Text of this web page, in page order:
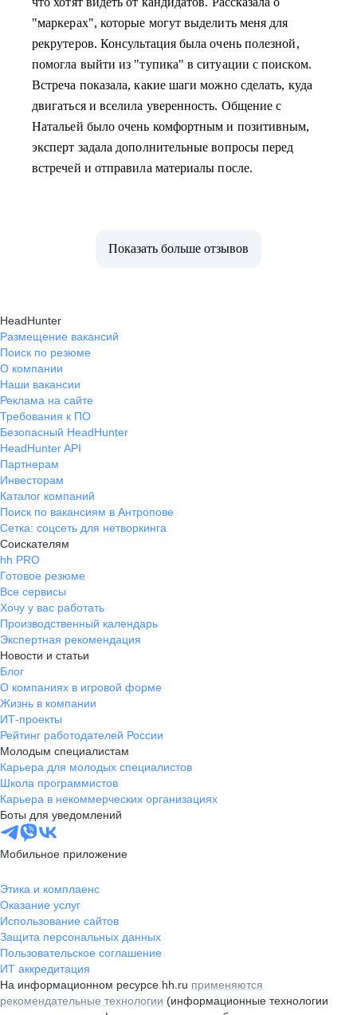
"маркерах", которые могут выделить меня для
рекрутеров. Консультация была очень полезной,
помогла выйти из "тупика" в ситуации с поиском.
Встреча показала, какие шаги можно сделать, куда
двигаться и вселила уверенность. Общение с
Натальей было очень комфортным и позитивным,
эксперт задала дополнительные вопросы перед
встречей и отправила материалы после.
Показать больше отзывов
HeadHunter
Размещение вакансий
Поиск по резюме
О компании
Наши вакансии
Реклама на сайте
Требования к ПО
Безопасный HeadHunter
HeadHunter API
Партнерам
Инвесторам
Каталог компаний
Поиск по вакансиям в Антропове
Сетка: соцсеть для нетворкинга
Соискателям
hh PRO
Готовое резюме
Все сервисы
Хочу у вас работать
Производственный календарь
Экспертная рекомендация
Новости и статьи
Блог
О компаниях в игровой форме
Жизнь в компании
ИТ-проекты
Рейтинг работодателей России
Молодым специалистам
Карьера для молодых специалистов
Школа программистов
Карьера в некоммерческих организациях
Боты для уведомлений
Мобильное приложение
Этика и комплаенс
Оказание услуг
Использование сайтов
Защита персональных данных
Пользовательское соглашение
ИТ аккредитация
На информационном ресурсе hh.ru применяются
рекомендательные технологии (информационные технологии